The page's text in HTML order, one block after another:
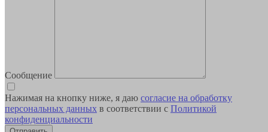
Сообщение
Нажимая на кнопку ниже, я даю согласие на обработку
персональных данных в соответствии с Политикой
конфиденциальности